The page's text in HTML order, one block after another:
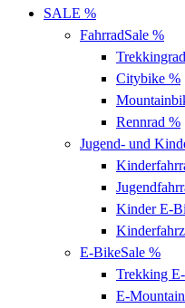
SALE %
FahrradSale %
Trekkingrad
Citybike %
Rennrad %
Jugend- und
Kinder E-
E-BikeSale %
Trekking
E-